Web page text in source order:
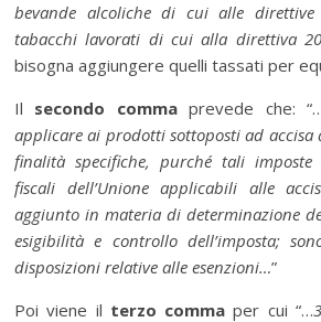
bevande alcoliche di cui alle direttive
tabacchi lavorati di cui alla direttiva
bisogna aggiungere quelli tassati per
Il secondo commaprevede che:
applicare ai prodotti sottoposti ad
finalità specifiche, purché tali
fiscali dell’Unione applicabili alle
aggiunto in materia di determinazione
esigibilità e controllo dell’imposta;
disposizioni relative alle esenzioni…”
Poi viene il terzo comma per cui “…